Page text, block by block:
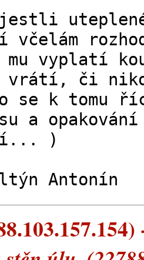
jestli
včelám
vyplatí
vrátí, či
se k tomu
a
)
Antonín